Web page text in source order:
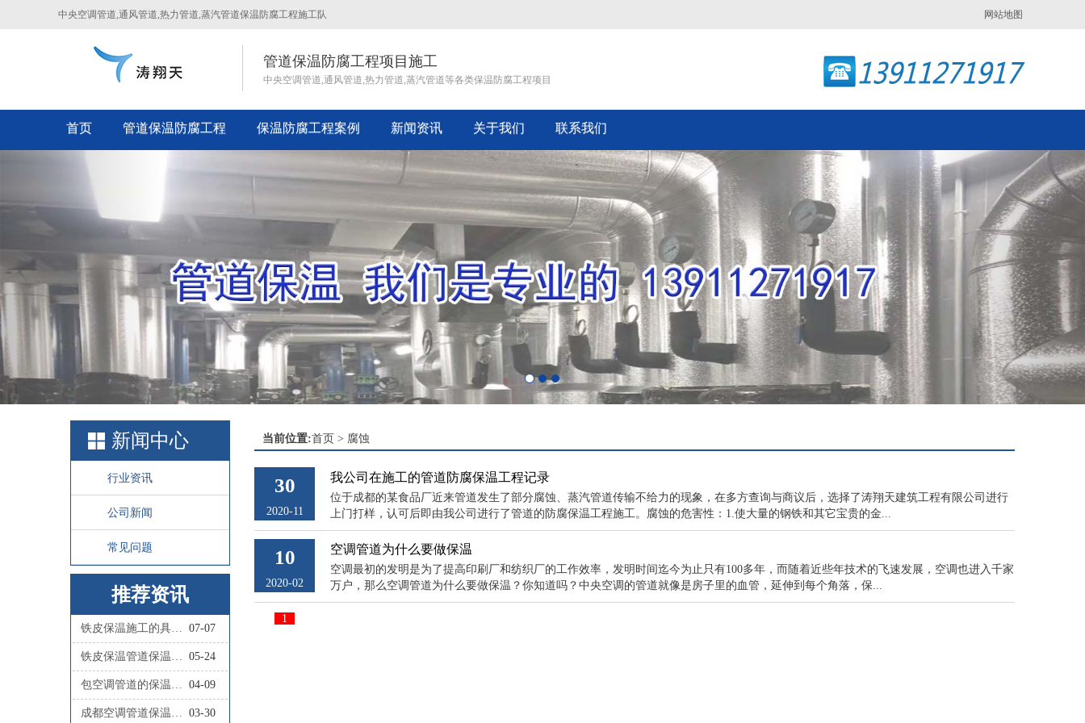
中央空调管道,通风管道,热力管道,蒸汽管道保温防腐工程施工队 网站地图
管道保温防腐工程项目施工
中央空调管道,通风管道,热力管道,蒸汽管道等各类保温防腐工程项目
首页 管道保温防腐工程 保温防腐工程案例 新闻资讯 关于我们 联系我们
Next
新闻中心
行业资讯
公司新闻
常见问题
推荐资讯
铁皮保温施工的具体步骤有哪些？ 07-07
铁皮保温管道保温施工的具体流程是怎样的？ 05-24
包空调管道的保温材料叫什么 04-09
成都空调管道保温施工队联系人 03-30
当前位置:首页 > 腐蚀
30
2020-11
我公司在施工的管道防腐保温工程记录
位于成都的某食品厂近来管道发生了部分腐蚀、蒸汽管道传输不给力的现象，在多方查询与商议后，选择了涛翔天建筑工程有限公司进行
上门打样，认可后即由我公司进行了管道的防腐保温工程施工。腐蚀的危害性：1.使大量的钢铁和其它宝贵的金...
10
2020-02
空调管道为什么要做保温
空调最初的发明是为了提高印刷厂和纺织厂的工作效率，发明时间迄今为止只有100多年，而随着近些年技术的飞速发展，空调也进入千家
万户，那么空调管道为什么要做保温？你知道吗？中央空调的管道就像是房子里的血管，延伸到每个角落，保...
1